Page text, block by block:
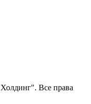
Все права